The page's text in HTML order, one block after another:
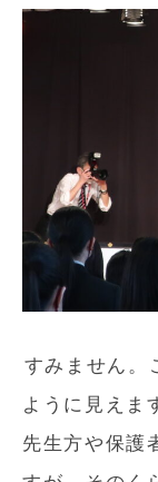
すみません。
ように見えま
先生方や保護